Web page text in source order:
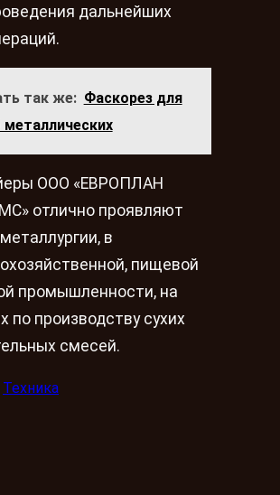
дальнейших
так же: Фаскорез для
металлических
ООО «ЕВРОПЛАН
отлично проявляют
в
пищевой
промышленности, на
по производству сухих
смесей.
Техника